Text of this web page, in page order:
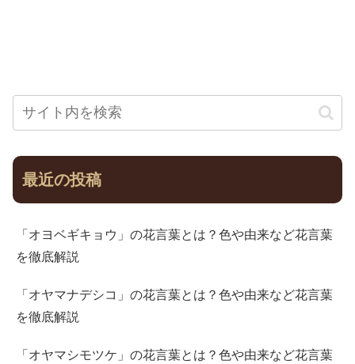
最近の投稿
「オヨベギキョウ」の花言葉とは？色や由来など花言葉
を徹底解説
「オヤマナデシコ」の花言葉とは？色や由来など花言葉
を徹底解説
「オヤマシモツケ」の花言葉とは？色や由来など花言葉